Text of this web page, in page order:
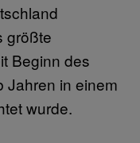
größte
Beginn des
Jahren in einem
wurde.